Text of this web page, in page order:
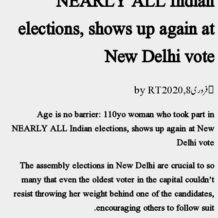
elections, shows up again
New Delhi
فروری 8, 2020 RT
Age is no barrier: 110yo woman who took part
NEARLY ALL Indian elections, shows up again at
Delhi
The assembly elections in New Delhi are crucial to
many that even the oldest voter in the capital
resist throwing her weight behind one of the
encouraging others to follow